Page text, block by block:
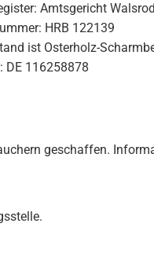
Amtsgericht
HRB 122139
ist Osterholz-
DE 116258878
geschaffen.